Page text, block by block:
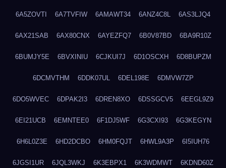
6A5ZOVTI 6A7TVFIW 6AMAWT34 6ANZ4C8L 6AS3LJQ4
6AX21SAB 6AX80CNX 6AYEZFQ7 6B0V87BD 6BA9R10Z
6BUMJY5E 6BVXINIU 6CJKUI7J 6D1OSCXH 6D8BUPZM
6DCMVTHM 6DDK07UL 6DEL198E 6DMVW7ZP
6DO5WVEC 6DPAK2I3 6DREN8XO 6DSSGCV5 6EEGL9Z9
6EI21UCB 6EMNTEE0 6F1DJ5WF 6G3CXI93 6G3KEGYN
6H6L0Z3E 6HD2DCBO 6HM0FQJT 6HWL9A3P 6I5IUH76
6JGSI1UR 6JQL3WKJ 6K3EBPX1 6K3WDMWT 6KDND60Z